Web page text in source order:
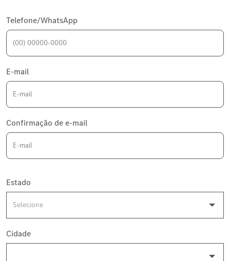
Telefone/WhatsApp
E-mail
Confirmação de e-mail
Estado
Cidade